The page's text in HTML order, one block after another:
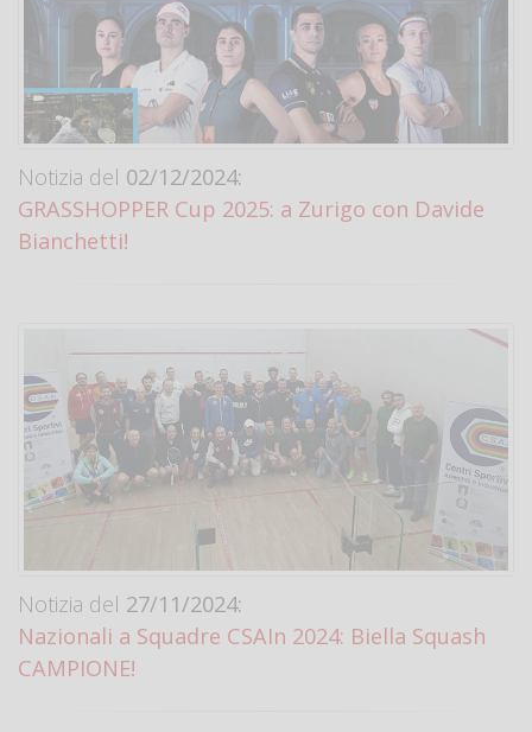
Notizia del 02/12/2024:
GRASSHOPPER Cup 2025: a Zurigo con Davide
Bianchetti!
Notizia del 27/11/2024:
Nazionali a Squadre CSAIn 2024: Biella Squash
CAMPIONE!